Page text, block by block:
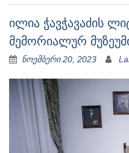
ილია ჭავჭავაძის
მემორიალურ
ნოემბერი 20, 2023